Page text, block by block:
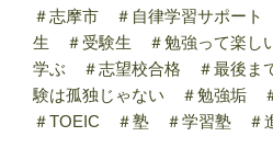
＃志摩市 ＃自律学習サポー
生 ＃受験生 ＃勉強って楽し
学ぶ ＃志望校合格 ＃最後ま
験は孤独じゃない ＃勉強垢
＃TOEIC ＃塾 ＃学習塾 ＃